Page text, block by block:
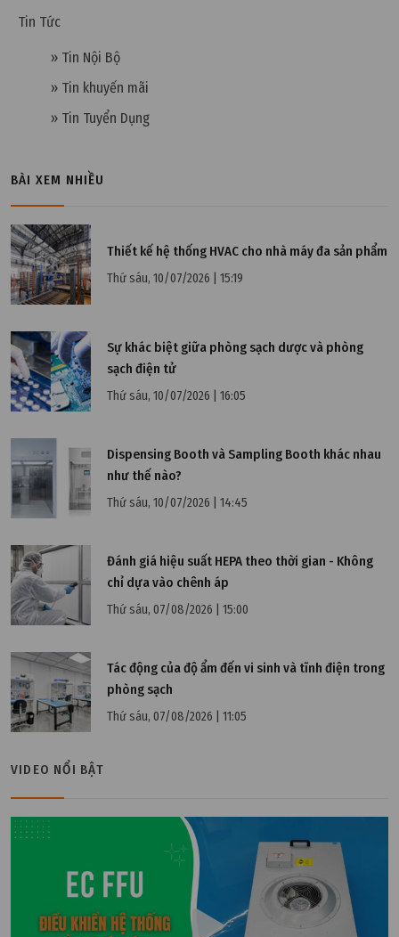
Thứ tư, 31/01/2024 | 10:27
Tiêu chuẩn nước thải phòng thí nghiệm theo pháp
luật ban hành
Thứ ba, 30/01/2024 | 16:21
Tiêu chuẩn nước thải công nghiệp mới nhất 2024
theo Bộ Tài Nguyên và Môi trường
Tin Tức
» Tin Nội Bộ
» Tin khuyến mãi
» Tin Tuyển Dụng
BÀI XEM NHIỀU
Thiết kế hệ thống HVAC cho nhà máy đa sản phẩm
Thứ sáu, 10/07/2026 | 15:19
Sự khác biệt giữa phòng sạch dược và phòng
sạch điện tử
Thứ sáu, 10/07/2026 | 16:05
Dispensing Booth và Sampling Booth khác nhau
như thế nào?
Thứ sáu, 10/07/2026 | 14:45
Đánh giá hiệu suất HEPA theo thời gian - Không
chỉ dựa vào chênh áp
Thứ sáu, 07/08/2026 | 15:00
Tác động của độ ẩm đến vi sinh và tĩnh điện trong
phòng sạch
Thứ sáu, 07/08/2026 | 11:05
VIDEO NỔI BẬT